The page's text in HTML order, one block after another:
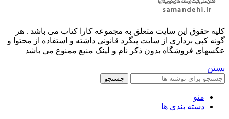
کليه حقوق اين سايت متعلق به مجموعه کارا کتاب می باشد . هر
گونه کپی برداری از سایت پیگرد قانونی داشته و استفاده از محتوا و
عکسهای فروشگاه بدون ذکر نام و لینک منبع ممنوع می باشد
بستن
جستجو
منو
دسته بندی ها